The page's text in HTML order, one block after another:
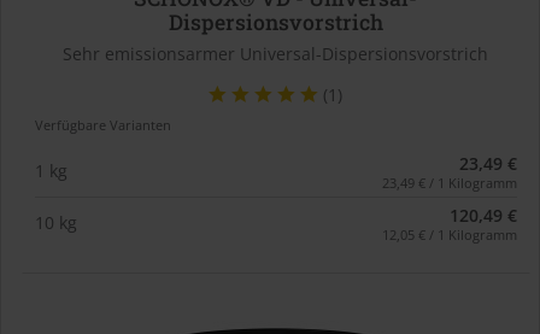
Dispersionsvorstrich
Sehr emissionsarmer Universal-Dispersionsvorstrich
(1)
Verfügbare Varianten
1 kg 23,49 €
23,49 € / 1 Kilogramm
10 kg 120,49 €
12,05 € / 1 Kilogramm